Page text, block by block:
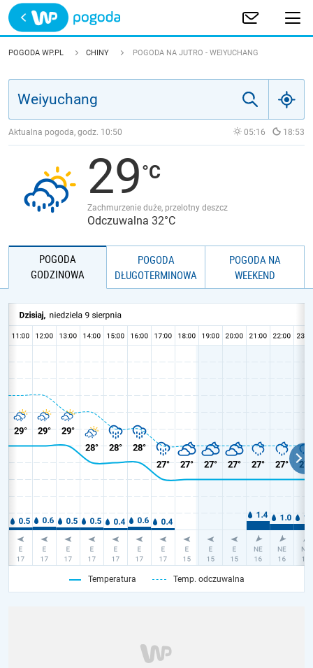
Trwa ładowanie
POLSKA
JAKOŚĆ POWIETRZA
POGODA WP.PL CHINY POGODA NA JUTRO - WEIYUCHANG
Aktualna pogoda, godz. 10:50 05:16 18:53
29
Zachmurzenie duże, przelotny deszcz
Odczuwalna 32°C
POGODA
GODZINOWA
POGODA
DŁUGOTERMINOWA
POGODA NA
WEEKEND
Temperatura Temp. odczuwalna